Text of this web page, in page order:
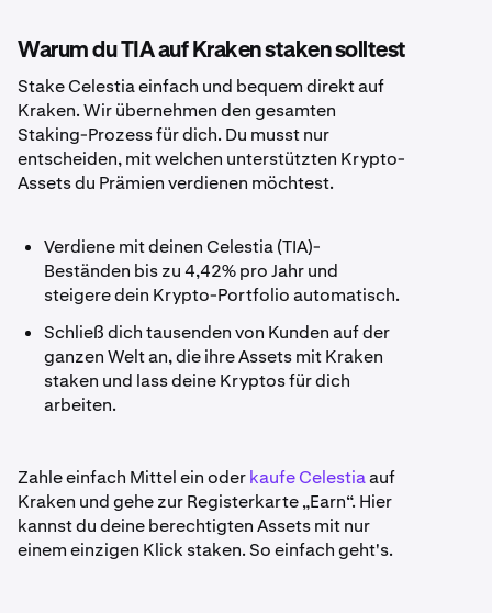
Warum du TIA auf Kraken staken solltest
Stake Celestia einfach und bequem direkt auf
Kraken. Wir übernehmen den gesamten
Staking-Prozess für dich. Du musst nur
entscheiden, mit welchen unterstützten Krypto-
Assets du Prämien verdienen möchtest.
Verdiene mit deinen Celestia (TIA)-
Beständen bis zu 4,42% pro Jahr und
steigere dein Krypto-Portfolio automatisch.
Schließ dich tausenden von Kunden auf der
ganzen Welt an, die ihre Assets mit Kraken
staken und lass deine Kryptos für dich
arbeiten.
Zahle einfach Mittel ein oderkaufe Celestiaauf
Kraken und gehe zur Registerkarte „Earn“. Hier
kannst du deine berechtigten Assets mit nur
einem einzigen Klick staken. So einfach geht's.